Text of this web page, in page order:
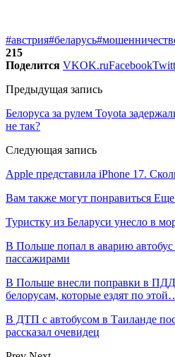
#австрия#беларусь
215
Поделится VKOK.ruFacebook
Предыдущая запись
Белоруса за рулем Toyota
не так?
Следующая запись
Apple представила iPhone 17.
Вам также могут понравиться Еще
Туристку из Беларуси унесло в
В Польше попал в аварию автобус
пассажирами
В Польше внесли поправки в ПДД.
белорусам, которые ездят по
В ДТП с автобусом в Таиланде
рассказал очевидец